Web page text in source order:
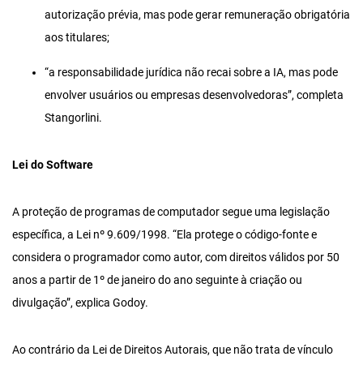
autorização prévia, mas pode gerar remuneração obrigatória
aos titulares;
“a responsabilidade jurídica não recai sobre a IA, mas pode
envolver usuários ou empresas desenvolvedoras”, completa
Stangorlini.
Lei do Software
A proteção de programas de computador segue uma legislação
específica, a Lei nº 9.609/1998. “Ela protege o código-fonte e
considera o programador como autor, com direitos válidos por 50
anos a partir de 1º de janeiro do ano seguinte à criação ou
divulgação”, explica Godoy.
Ao contrário da Lei de Direitos Autorais, que não trata de vínculo